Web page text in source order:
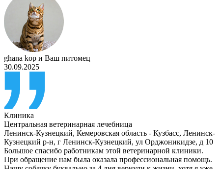
ghana kop и Ваш питомец
30.09.2025
Клиника
Центральная ветеринарная лечебница
Ленинск-Кузнецкий, Кемеровская область - Кузбасс, Ленинск-
Кузнецкий р-н, г Ленинск-Кузнецкий, ул Орджоникидзе, д 10
Большое спасибо работникам этой ветеринарной клиники.
При обращение нам была оказала профессиональная помощь.